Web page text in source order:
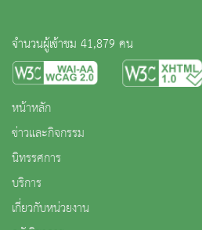
จำนวนผู้เข้าชม 41,879 คน
หน้าหลัก
ข่าวและกิจกรรม
นิทรรศการ
บริการ
เกี่ยวกับหน่วยงาน